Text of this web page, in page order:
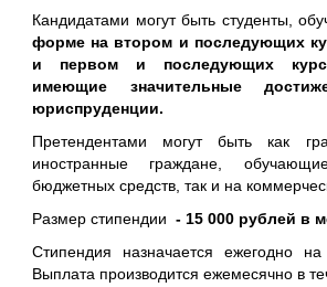
Кандидатами могут быть студенты,
форме на втором и последующих
и первом и последующих
имеющие значительные
юриспруденции.
Претендентами могут быть как
иностранные граждане,
бюджетных средств, так и на
Размер стипендии - 15 000 рублей в
Стипендия назначается ежегодно
Выплата производится ежемесячно в